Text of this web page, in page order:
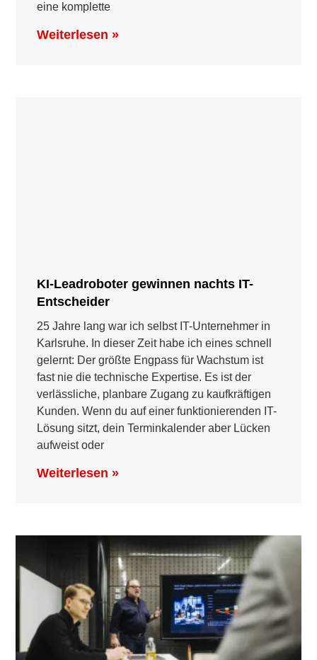
eine komplette
Weiterlesen »
KI-Leadroboter gewinnen nachts IT-
Entscheider
25 Jahre lang war ich selbst IT-Unternehmer in
Karlsruhe. In dieser Zeit habe ich eines schnell
gelernt: Der größte Engpass für Wachstum ist
fast nie die technische Expertise. Es ist der
verlässliche, planbare Zugang zu kaufkräftigen
Kunden. Wenn du auf einer funktionierenden IT-
Lösung sitzt, dein Terminkalender aber Lücken
aufweist oder
Weiterlesen »